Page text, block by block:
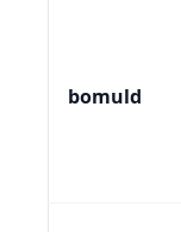
bomuld